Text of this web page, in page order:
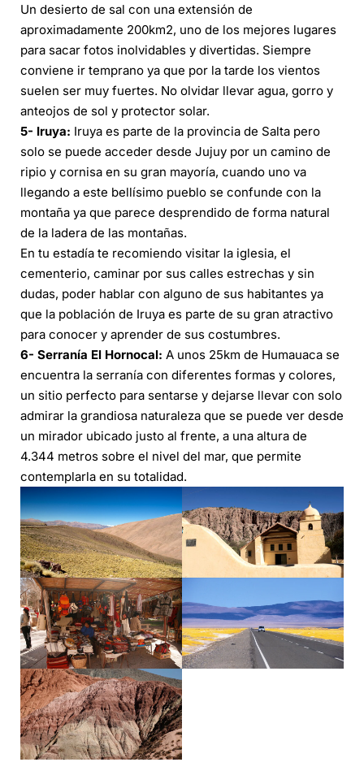
Un desierto de sal con una extensión de
aproximadamente 200km2, uno de los mejores lugares
para sacar fotos inolvidables y divertidas. Siempre
conviene ir temprano ya que por la tarde los vientos
suelen ser muy fuertes. No olvidar llevar agua, gorro y
anteojos de sol y protector solar.
5- Iruya: Iruya es parte de la provincia de Salta pero
solo se puede acceder desde Jujuy por un camino de
ripio y cornisa en su gran mayoría, cuando uno va
llegando a este bellísimo pueblo se confunde con la
montaña ya que parece desprendido de forma natural
de la ladera de las montañas.
En tu estadía te recomiendo visitar la iglesia, el
cementerio, caminar por sus calles estrechas y sin
dudas, poder hablar con alguno de sus habitantes ya
que la población de Iruya es parte de su gran atractivo
para conocer y aprender de sus costumbres.
6- Serranía El Hornocal: A unos 25km de Humauaca se
encuentra la serranía con diferentes formas y colores,
un sitio perfecto para sentarse y dejarse llevar con solo
admirar la grandiosa naturaleza que se puede ver desde
un mirador ubicado justo al frente, a una altura de
4.344 metros sobre el nivel del mar, que permite
contemplarla en su totalidad.